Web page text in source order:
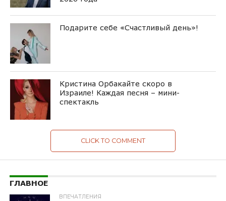
Подарите себе «Счастливый день»!
Кристина Орбакайте скоро в
Израиле! Каждая песня – мини-
спектакль
CLICK TO COMMENT
ГЛАВНОЕ
ВПЕЧАТЛЕНИЯ